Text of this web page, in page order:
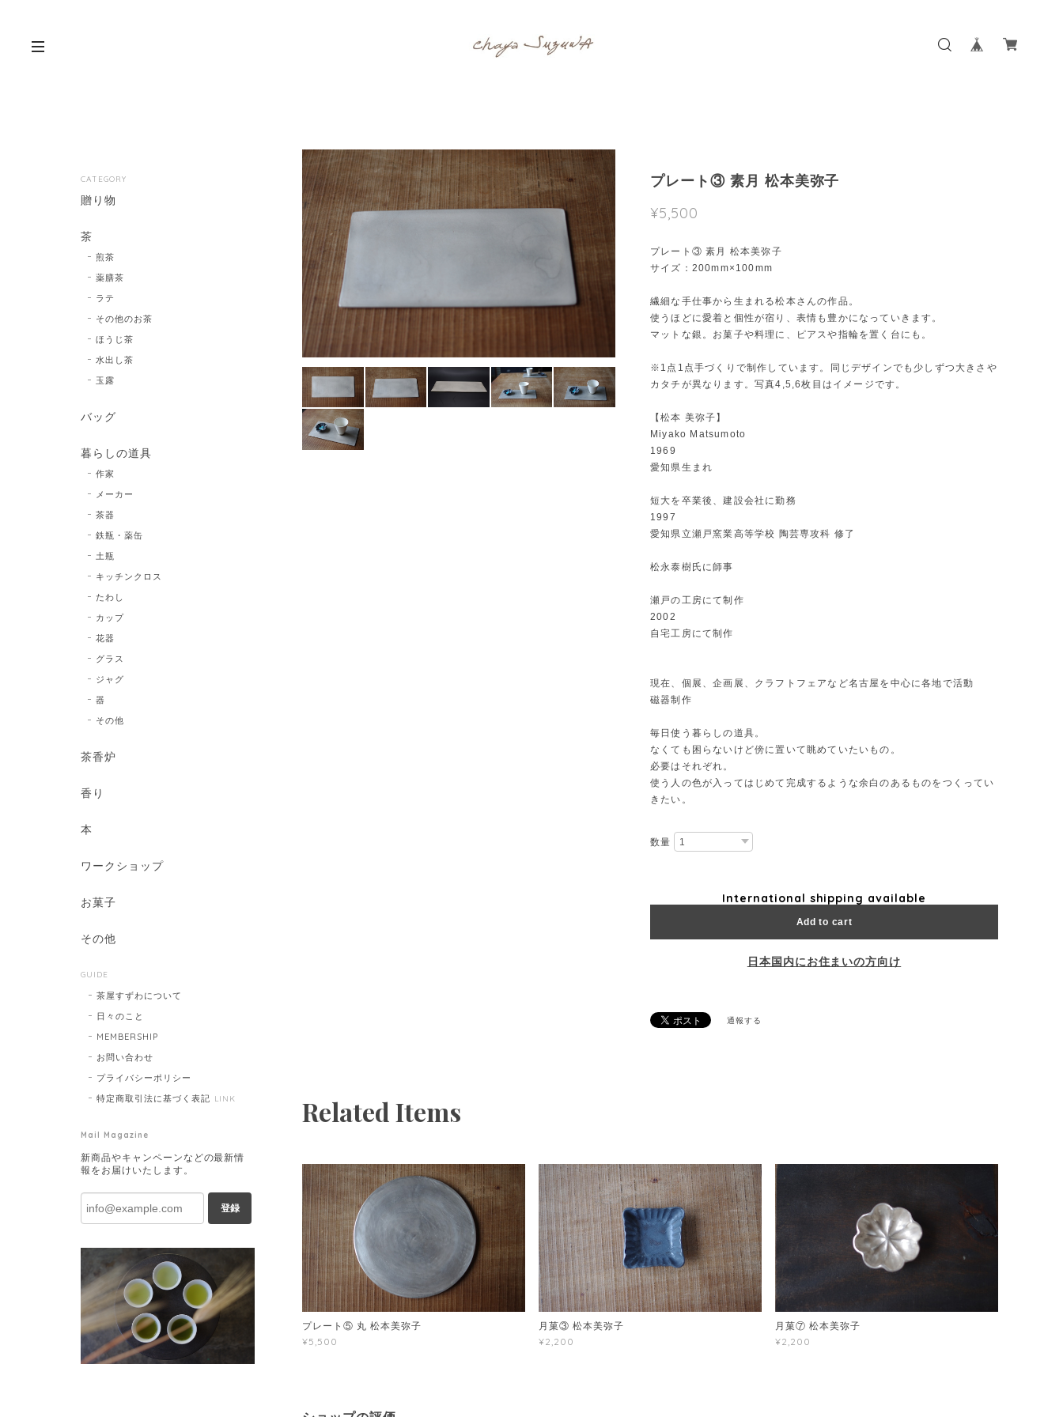
プレート③ 素月 松本美弥子
¥5,500
プレート③ 素月 松本美弥子
サイズ：200mm×100mm
繊細な手仕事から生まれる松本さんの作品。
使うほどに愛着と個性が宿り、表情も豊かになっていきます。
マットな銀。お菓子や料理に、ピアスや指輪を置く台にも。
※1点1点手づくりで制作しています。同じデザインでも少しずつ大きさや
カタチが異なります。写真4,5,6枚目はイメージです。
【松本 美弥子】
Miyako Matsumoto
1969
愛知県生まれ
短大を卒業後、建設会社に勤務
1997
愛知県立瀬戸窯業高等学校 陶芸専攻科 修了
松永泰樹氏に師事
瀬戸の工房にて制作
2002
自宅工房にて制作
現在、個展、企画展、クラフトフェアなど名古屋を中心に各地で活動
磁器制作
毎日使う暮らしの道具。
なくても困らないけど傍に置いて眺めていたいもの。
必要はそれぞれ。
使う人の色が入ってはじめて完成するような余白のあるものをつくってい
きたい。
数量
International shipping available
Add to cart
日本国内にお住まいの方向け
通報する
Related Items
プレート⑤ 丸 松本美弥子
¥5,500
月菓③ 松本美弥子
¥2,200
月菓⑦ 松本美弥子
¥2,200
CATEGORY
贈り物
茶
煎茶
薬膳茶
ラテ
その他のお茶
ほうじ茶
水出し茶
玉露
バッグ
暮らしの道具
作家
メーカー
茶器
鉄瓶・薬缶
土瓶
キッチンクロス
たわし
カップ
花器
グラス
ジャグ
器
その他
茶香炉
香り
本
ワークショップ
お菓子
その他
GUIDE
茶屋すずわについて
日々のこと
MEMBERSHIP
お問い合わせ
プライバシーポリシー
特定商取引法に基づく表記 LINK
Mail Magazine
新商品やキャンペーンなどの最新情
報をお届けいたします。
登録